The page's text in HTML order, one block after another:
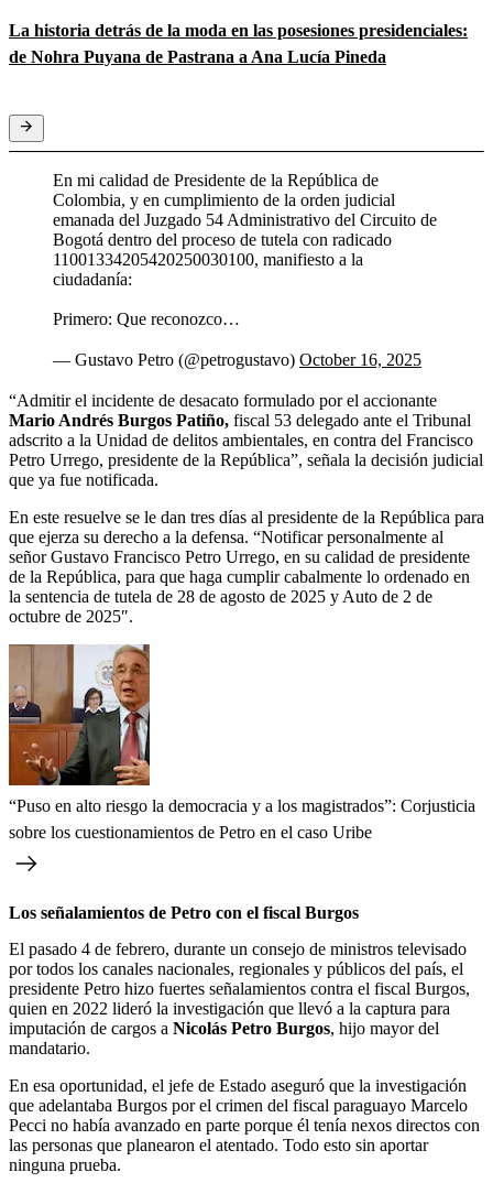
La historia detrás de la moda en las posesiones presidenciales:
de Nohra Puyana de Pastrana a Ana Lucía Pineda
En mi calidad de Presidente de la República de
Colombia, y en cumplimiento de la orden judicial
emanada del Juzgado 54 Administrativo del Circuito de
Bogotá dentro del proceso de tutela con radicado
11001334205420250030100, manifiesto a la
ciudadanía:
Primero: Que reconozco…
— Gustavo Petro (@petrogustavo) October 16, 2025
“Admitir el incidente de desacato formulado por el accionante
Mario Andrés Burgos Patiño, fiscal 53 delegado ante el Tribunal
adscrito a la Unidad de delitos ambientales, en contra del Francisco
Petro Urrego, presidente de la República”, señala la decisión judicial
que ya fue notificada.
En este resuelve se le dan tres días al presidente de la República para
que ejerza su derecho a la defensa. “Notificar personalmente al
señor Gustavo Francisco Petro Urrego, en su calidad de presidente
de la República, para que haga cumplir cabalmente lo ordenado en
la sentencia de tutela de 28 de agosto de 2025 y Auto de 2 de
octubre de 2025″.
“Puso en alto riesgo la democracia y a los magistrados”: Corjusticia
sobre los cuestionamientos de Petro en el caso Uribe
Los señalamientos de Petro con el fiscal Burgos
El pasado 4 de febrero, durante un consejo de ministros televisado
por todos los canales nacionales, regionales y públicos del país, el
presidente Petro hizo fuertes señalamientos contra el fiscal Burgos,
quien en 2022 lideró la investigación que llevó a la captura para
imputación de cargos a Nicolás Petro Burgos, hijo mayor del
mandatario.
En esa oportunidad, el jefe de Estado aseguró que la investigación
que adelantaba Burgos por el crimen del fiscal paraguayo Marcelo
Pecci no había avanzado en parte porque él tenía nexos directos con
las personas que planearon el atentado. Todo esto sin aportar
ninguna prueba.